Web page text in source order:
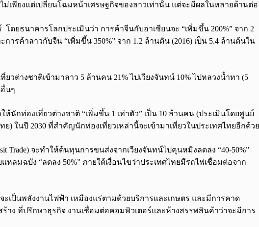
ม่เพียงแต่เปลี่ยนโฉมหน้าเศรษฐกิจของลาวเท่านั้น แต่จะมีผลในหลายด้านต่อ
โดยธนาคารโลกประเมินว่า การค้าจีนกับอาเซียนจะ “เพิ่มขึ้น 200%” จาก 2
การค้าลาวกับจีน “เพิ่มขึ้น 350%” จาก 1.2 ล้านตัน (2016) เป็น 5.4 ล้านต้นใน
ยวต่างชาติเข้ามาลาว 5 ล้านคน 21% ไปเวียงจันทน์ 10% ไปหลวงน้ำทา (5
นๆ
นักท่องเที่ยวต่างชาติ “เพิ่มขึ้น 1 เท่าตัว” เป็น 10 ล้านคน (ประเมินโดยศูนย์
) ในปี 2030 ที่สำคัญนักท่องเที่ยวเหล่านี้จะเข้ามาเที่ยวในประเทศไทยอีกด้วย
Trade) จะทำให้ต้นทุนการขนส่งจากเวียงจันทน์ไปคุนหมิงลดลง “40-50%”
มฉบัง “ลดลง 50%” ภายใต้เงื่อนไขว่าประเทศไทยมีรถไฟเชื่อมต่อจาก
ะเป็นพลังงานไฟฟ้า เหมืองแร่ตามด้วยบริการและเกษตร และมีการคาด
าง ที่ปรึกษาธุรกิจ งานเชื่อมต่อคอมพิวเตอร์และห้างสรรพสินค้าว่าจะมีการ